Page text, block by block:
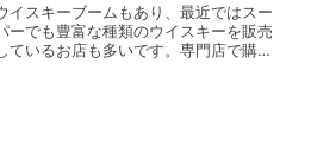
イスキーブームもあり、最近ではスー
ーでも豊富な種類のウイスキーを販売
ているお店も多いです。専門店で購入